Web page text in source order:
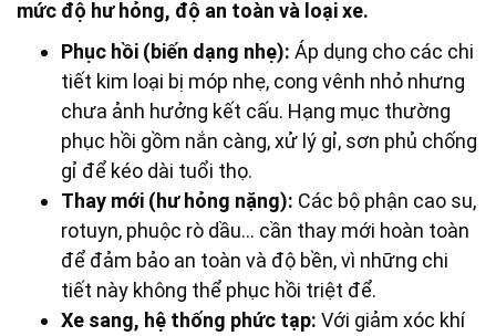
mức độ hư hỏng, độ an toàn và loại xe.
Phục hồi (biến dạng nhẹ): Áp dụng cho các chi
tiết kim loại bị móp nhẹ, cong vênh nhỏ nhưng
chưa ảnh hưởng kết cấu. Hạng mục thường
phục hồi gồm nắn càng, xử lý gỉ, sơn phủ chống
gỉ để kéo dài tuổi thọ.
Thay mới (hư hỏng nặng): Các bộ phận cao su,
rotuyn, phuộc rò dầu… cần thay mới hoàn toàn
để đảm bảo an toàn và độ bền, vì những chi
tiết này không thể phục hồi triệt để.
Xe sang, hệ thống phức tạp: Với giảm xóc khí